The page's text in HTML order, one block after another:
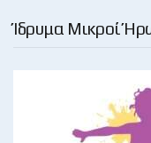
Ίδρυμα Μικροί